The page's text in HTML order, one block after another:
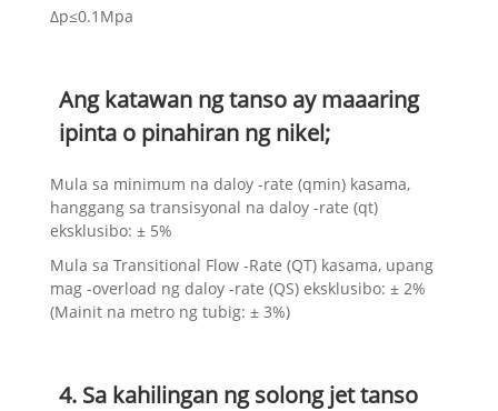
Δp≤0.1Mpa
Ang katawan ng tanso ay maaaring
ipinta o pinahiran ng nikel;
Mula sa minimum na daloy -rate (qmin) kasama,
hanggang sa transisyonal na daloy -rate (qt)
eksklusibo: ± 5%
Mula sa Transitional Flow -Rate (QT) kasama, upang
mag -overload ng daloy -rate (QS) eksklusibo: ± 2%
(Mainit na metro ng tubig: ± 3%)
4. Sa kahilingan ng solong jet tanso